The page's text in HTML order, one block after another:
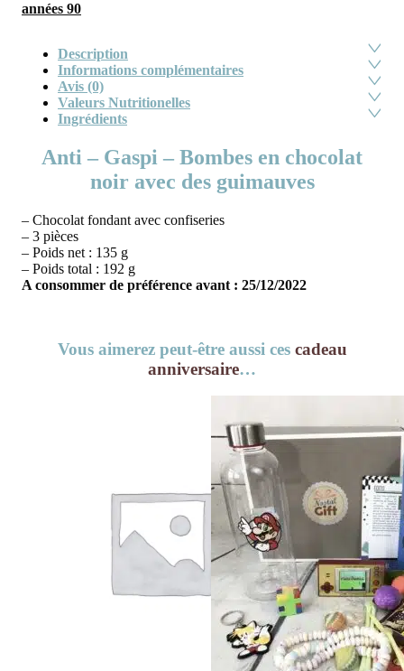
années 90
Description
Informations complémentaires
Avis (0)
Valeurs Nutritionelles
Ingrédients
Anti – Gaspi – Bombes en chocolat
noir avec des guimauves
– Chocolat fondant avec confiseries
– 3 pièces
– Poids net : 135 g
– Poids total : 192 g
A consommer de préférence avant : 25/12/2022
Vous aimerez peut-être aussi ces cadeau
anniversaire…